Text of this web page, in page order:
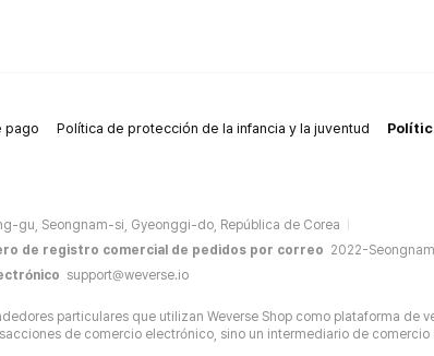
pago Política de protección de la infancia y la juventud
gu, Seongnam-si, Gyeonggi-do, República de Corea
de registro comercial de pedidos por correo 2022-
support@weverse.io
particulares que utilizan Weverse Shop como plataforma de
de comercio electrónico, sino un intermediario de